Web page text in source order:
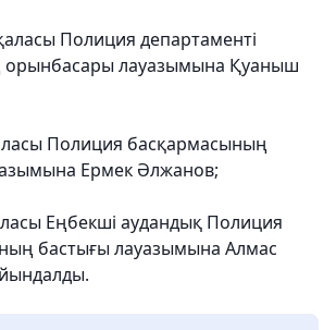
Полиция департаменті
орынбасары лауазымына Қуаныш
Полиция басқармасының
Ермек Әлжанов;
Еңбекші аудандық Полиция
бастығы лауазымына Алмас